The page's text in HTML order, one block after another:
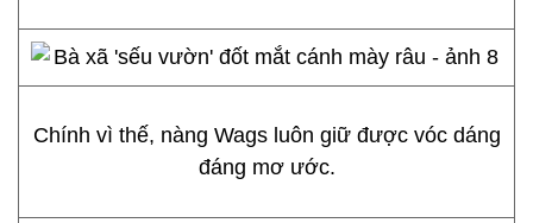
Chính vì thế, nàng Wags luôn giữ được vóc dáng
đáng mơ ước.